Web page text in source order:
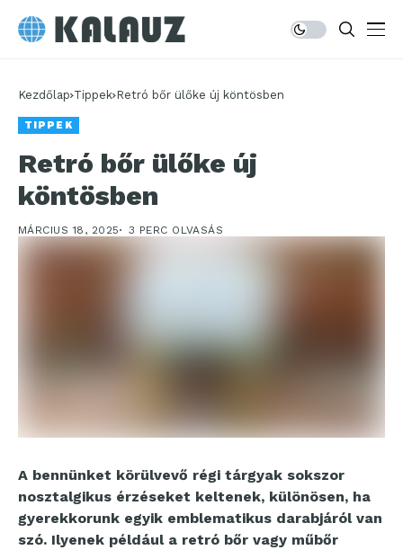
Kezdőlap Tippek Retró bőr ülőke új köntösben
TIPPEK
Retró bőr ülőke új
köntösben
MÁRCIUS 18, 2025 3 PERC OLVASÁS
A bennünket körülvevő régi tárgyak sokszor
nosztalgikus érzéseket keltenek, különösen, ha
gyerekkorunk egyik emblematikus darabjáról van
szó. Ilyenek például a retró bőr vagy műbőr